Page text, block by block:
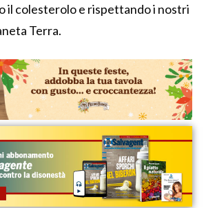
il colesterolo e rispettando i nostri
Terra.